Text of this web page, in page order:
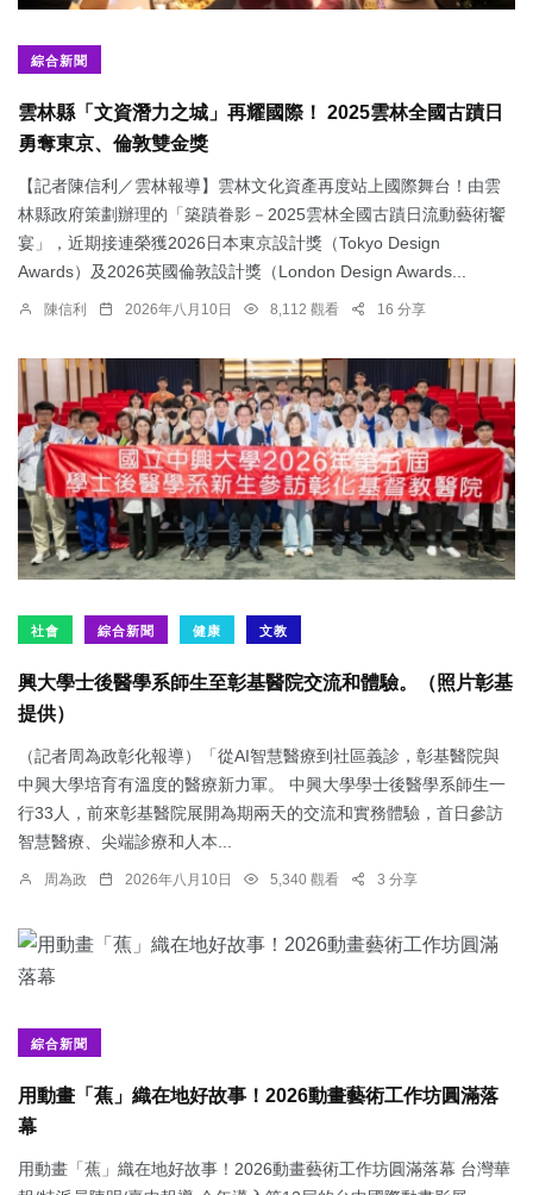
綜合新聞
雲林縣「文資潛力之城」再耀國際！ 2025雲林全國古蹟日
勇奪東京、倫敦雙金獎
【記者陳信利／雲林報導】雲林文化資產再度站上國際舞台！由雲
林縣政府策劃辦理的「築蹟眷影－2025雲林全國古蹟日流動藝術饗
宴」，近期接連榮獲2026日本東京設計獎（Tokyo Design
Awards）及2026英國倫敦設計獎（London Design Awards...
陳信利 2026年八月10日 8,112 觀看 16 分享
社會 綜合新聞 健康 文教
興大學士後醫學系師生至彰基醫院交流和體驗。（照片彰基
提供）
（記者周為政彰化報導）「從AI智慧醫療到社區義診，彰基醫院與
中興大學培育有溫度的醫療新力軍。 中興大學學士後醫學系師生一
行33人，前來彰基醫院展開為期兩天的交流和實務體驗，首日參訪
智慧醫療、尖端診療和人本...
周為政 2026年八月10日 5,340 觀看 3 分享
綜合新聞
用動畫「蕉」織在地好故事！2026動畫藝術工作坊圓滿落
幕
用動畫「蕉」織在地好故事！2026動畫藝術工作坊圓滿落幕 台灣華